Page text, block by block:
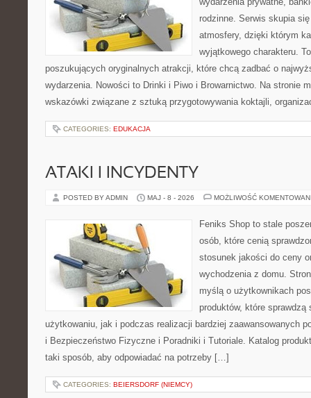
rodzinne. Serwis skupia
atmosfery, dzięki którym
wyjątkowego charakteru.
poszukujących oryginalnych atrakcji, które chcą zadbać o
wydarzenia. Nowości to Drinki i Piwo i Browarnictwo. Na stronie
wskazówki związane z sztuką przygotowywania koktajli,
CATEGORIES: EDUKACJA
ATAKI I INCYDENTY
POSTED BY ADMIN MAJ - 8 - 2026 MOŻLIWOŚĆ
Feniks Shop to stale
osób, które cenią
stosunek jakości do ceny
wychodzenia z domu.
myślą o użytkownikach
produktów, które
użytkowaniu, jak i podczas realizacji bardziej zaawansowanych
i Bezpieczeństwo Fizyczne i Poradniki i Tutoriale. Katalog
taki sposób, aby odpowiadać na potrzeby […]
CATEGORIES: BEIERSDORF (NIEMCY)